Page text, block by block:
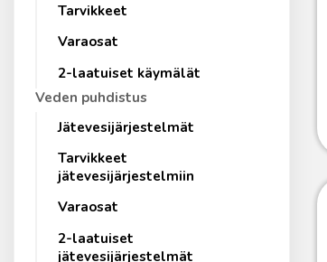
Tarvikkeet
Varaosat
2-laatuiset käymälät
Veden puhdistus
Jätevesijärjestelmät
Tarvikkeet
jätevesijärjestelmiin
Varaosat
2-laatuiset
jätevesijärjestelmät